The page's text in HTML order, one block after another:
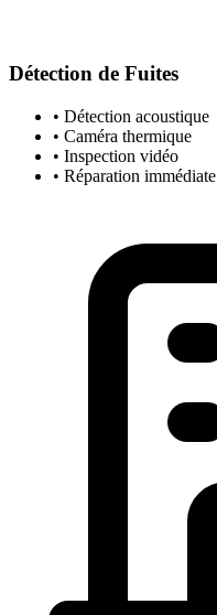
Détection de Fuites
• Détection acoustique
• Caméra thermique
• Inspection vidéo
• Réparation immédiate